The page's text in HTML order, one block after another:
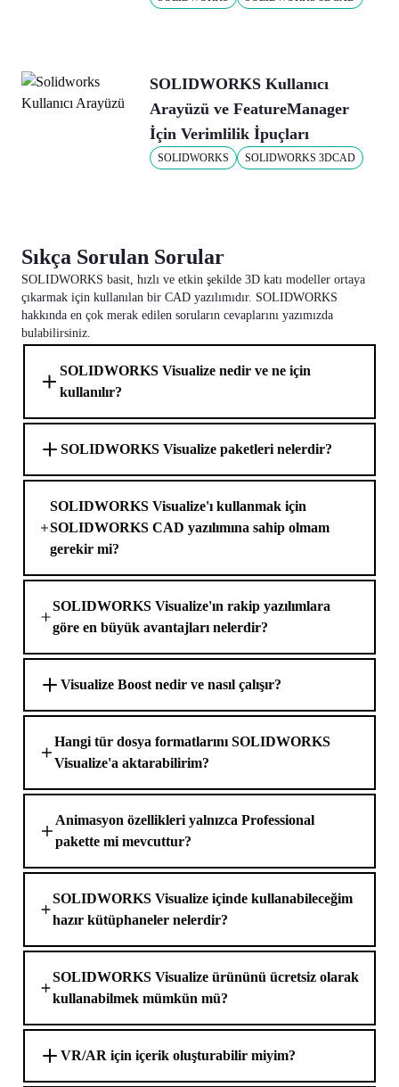
SOLIDWORKS Kullanıcı
Arayüzü ve FeatureManager
İçin Verimlilik İpuçları
SOLIDWORKS SOLIDWORKS 3DCAD
Sıkça Sorulan Sorular
SOLIDWORKS basit, hızlı ve etkin şekilde 3D katı modeller ortaya
çıkarmak için kullanılan bir CAD yazılımıdır. SOLIDWORKS
hakkında en çok merak edilen soruların cevaplarını yazımızda
bulabilirsiniz.
SOLIDWORKS Visualize nedir ve ne için
kullanılır?
SOLIDWORKS Visualize paketleri nelerdir?
SOLIDWORKS Visualize'ı kullanmak için
SOLIDWORKS CAD yazılımına sahip olmam
gerekir mi?
SOLIDWORKS Visualize'ın rakip yazılımlara
göre en büyük avantajları nelerdir?
Visualize Boost nedir ve nasıl çalışır?
Hangi tür dosya formatlarını SOLIDWORKS
Visualize'a aktarabilirim?
Animasyon özellikleri yalnızca Professional
pakette mi mevcuttur?
SOLIDWORKS Visualize içinde kullanabileceğim
hazır kütüphaneler nelerdir?
SOLIDWORKS Visualize ürününü ücretsiz olarak
kullanabilmek mümkün mü?
VR/AR için içerik oluşturabilir miyim?